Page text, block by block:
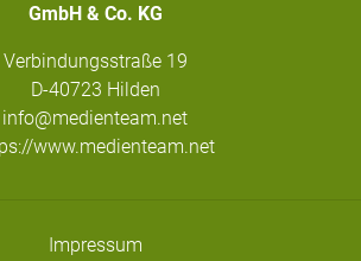
GmbH & Co. KG
Verbindungsstraße 19
D-40723 Hilden
info@medienteam.net
www.medienteam.net
Impressum